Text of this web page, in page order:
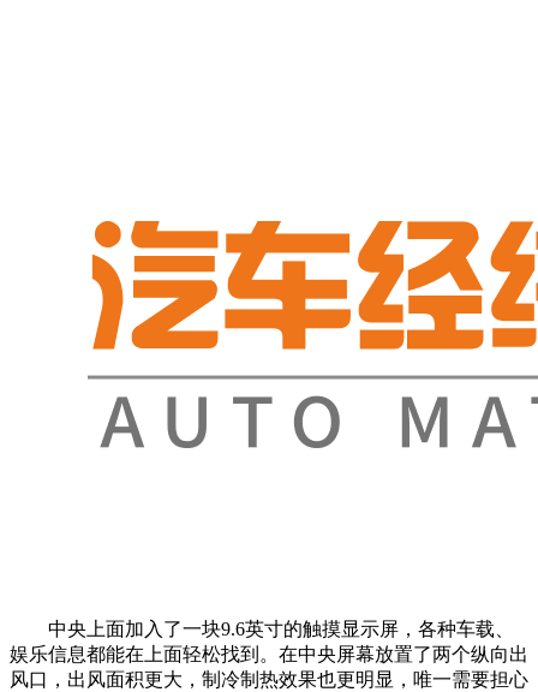
中央上面加入了一块9.6英寸的触摸显示屏，各种车载、
娱乐信息都能在上面轻松找到。在中央屏幕放置了两个纵向出
风口，出风面积更大，制冷制热效果也更明显，唯一需要担心